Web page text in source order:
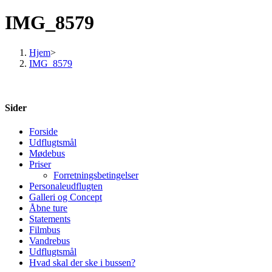
IMG_8579
Hjem>
IMG_8579
Sider
Forside
Udflugtsmål
Mødebus
Priser
Forretningsbetingelser
Personaleudflugten
Galleri og Concept
Åbne ture
Statements
Filmbus
Vandrebus
Udflugtsmål
Hvad skal der ske i bussen?